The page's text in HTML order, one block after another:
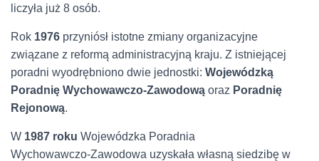
liczyła już 8 osób.
Rok 1976 przyniósł istotne zmiany organizacyjne
związane z reformą administracyjną kraju. Z istniejącej
poradni wyodrębniono dwie jednostki: Wojewódzką
Poradnię Wychowawczo‑Zawodową oraz Poradnię
Rejonową.
W 1987 roku Wojewódzka Poradnia
Wychowawczo‑Zawodowa uzyskała własną siedzibę w